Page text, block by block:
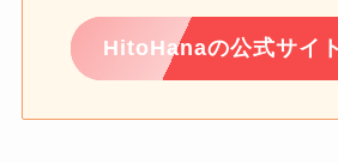
HitoHanaの公式サイ